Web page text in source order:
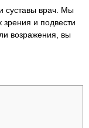
суставы врач. Мы
зрения и подвести
возражения, вы